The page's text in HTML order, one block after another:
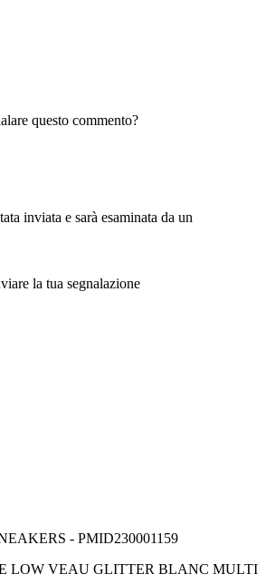
questo commento?
inviata e sarà esaminata da un
la tua segnalazione
- PMID230001159
LOW VEAU GLITTER BLANC MULTI